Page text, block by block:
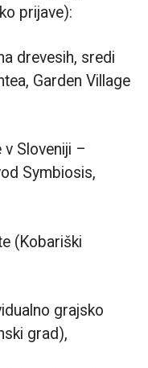
prijave):
drevesih, sredi
Garden Village
v Sloveniji –
Symbiosis,
(Kobariški
grajsko
grad),